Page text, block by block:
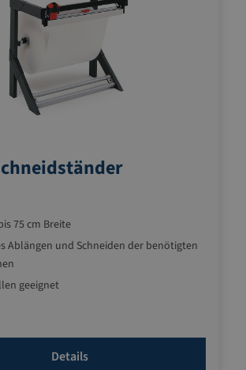
75 cm Breite
Ablängen und Schneiden der benötigten
geeignet
Details